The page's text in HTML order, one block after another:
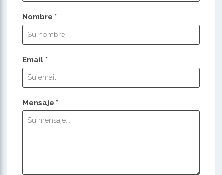
Nombre *
Email *
Mensaje *